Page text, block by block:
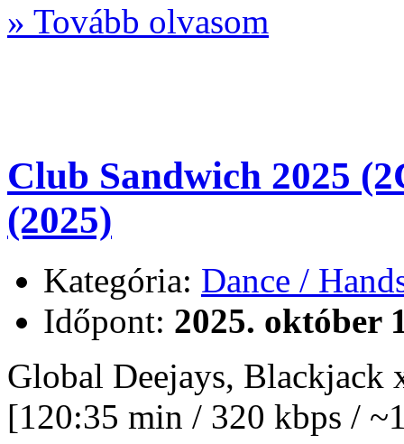
» Tovább olvasom
Club Sandwich 2025
(2025)
Kategória: Dance /
Időpont: 2025. október
Global Deejays,
[120:35 min / 320 kbps /